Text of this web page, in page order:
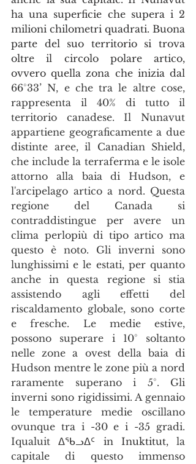
ha una superficie che supera i 2
milioni chilometri quadrati. Buona
parte del suo territorio si trova
oltre il circolo polare artico,
66°33’ N, e che tra le altre cose,
rappresenta il 40% di tutto il
territorio canadese. Il Nunavut
appartiene geograficamente a due
distinte aree, il Canadian Shield,
che include la terraferma e le isole
attorno alla baia di Hudson, e
l'arcipelago artico a nord. Questa
regione del Canada si
contraddistingue per avere un
clima perlopiù di tipo artico ma
questo è noto. Gli inverni sono
lunghissimi e le estati, per quanto
anche in questa regione si stia
assistendo agli effetti del
riscaldamento globale, sono corte
e fresche. Le medie estive,
possono superare i 10° soltanto
nelle zone a ovest della baia di
Hudson mentre le zone più a nord
raramente superano i 5°. Gli
inverni sono rigidissimi. A gennaio
le temperature medie oscillano
ovunque tra i -30 e i -35 gradi.
Iqualuit ᐃᖃᓗᐃᑦ in Inuktitut, la
capitale di questo immenso